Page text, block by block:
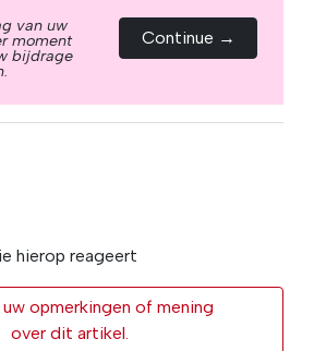
van uw
moment
bijdrage
Continue →
hierop reageert
opmerkingen of mening
over dit artikel.